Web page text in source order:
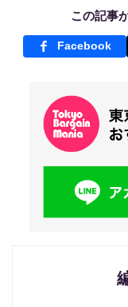
この記事
Facebook